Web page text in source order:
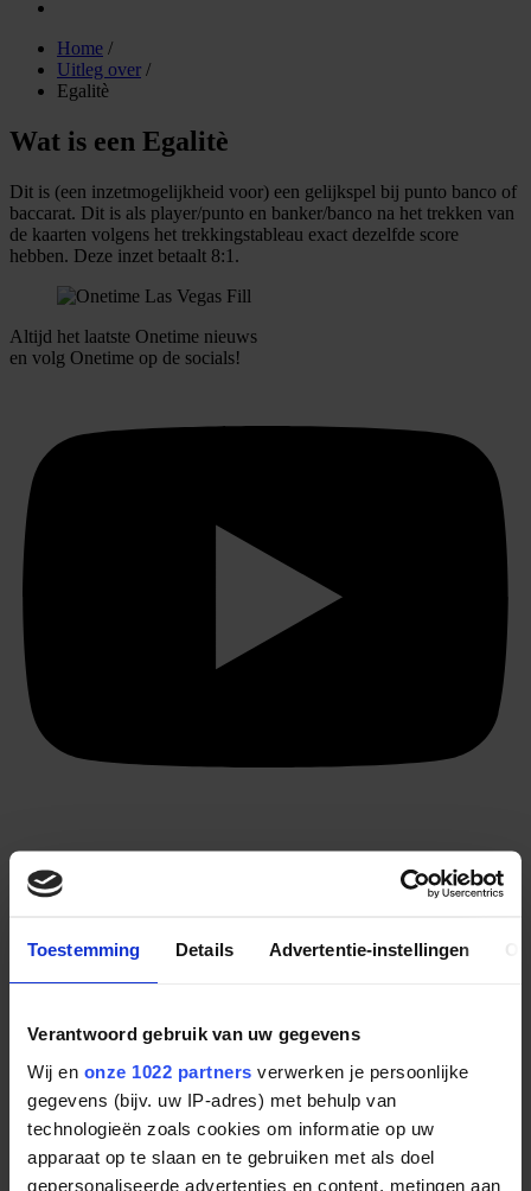
Toestemming Details Advertentie-instellingen
Verantwoord gebruik van uw gegevens
Wij en onze 1022 partners verwerken je persoonlijke
gegevens (bijv. uw IP-adres) met behulp van
technologieën zoals cookies om informatie op uw
apparaat op te slaan en te gebruiken met als doel
gepersonaliseerde advertenties en content, metingen aan
Home /
Uitleg over /
Egalitè
Wat is een Egalitè
Dit is (een inzetmogelijkheid voor) een gelijkspel bij punto banco of
baccarat. Dit is als player/punto en banker/banco na het trekken van
de kaarten volgens het trekkingstableau exact dezelfde score
hebben. Deze inzet betaalt 8:1.
Altijd het laatste Onetime nieuws
en volg Onetime op de socials!